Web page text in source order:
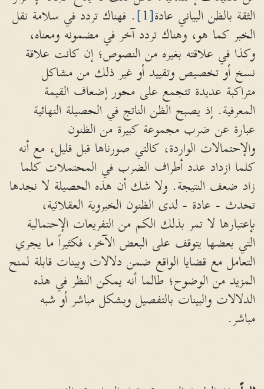
الثقة بالظن البياني عادة[1]
. فهناك تردد في سلامة نقل
الخبر كما هو، وهناك تردد آخر في مضمونه ومعناه،
وكذا في علاقته بغيره من النصوص؛ إن كانت علاقة
نسخ أو تخصيص وتقييد أو غير ذلك من مشاكل
متراكبة عديدة تتجمع على محور إضعاف القيمة
المعرفية. إذ يصبح الظن الناتج في الحصيلة النهائية
عبارة عن ضرب مجموعة كبيرة من الظنون
والإحتمالات الواردة، كالتي صورناها قبل قليل، مع أنه
كلما ازداد عدد أطراف الضرب في المحتملات كلما
زاد ضعف النتيجة. ولا شك أن هذه الحصيلة لا نجدها
تحدث - عادة - لدى الظنون الخبروية العقلائية،
بإعتبارها لا تمر بذلك الكم من التفريعات الإحتمالية
التي بعضها يتوقف على البعض الآخر، فكثيراً ما يجري
التعامل مع قضايا الواقع ضمن دلالات وبينات قابلة لمنح
المزيد من الوضوح؛ طالما أنه يمكن النظر في هذه
الدلالات والبينات بالتفصيل وبشكل مباشر أو شبه
مباشر.